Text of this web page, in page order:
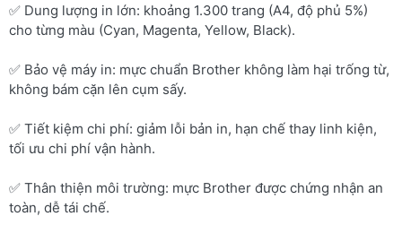
✅ Dung lượng in lớn: khoảng 1.300 trang (A4, độ phủ 5%)
cho từng màu (Cyan, Magenta, Yellow, Black).
✅ Bảo vệ máy in: mực chuẩn Brother không làm hại trống từ,
không bám cặn lên cụm sấy.
✅ Tiết kiệm chi phí: giảm lỗi bản in, hạn chế thay linh kiện,
tối ưu chi phí vận hành.
✅ Thân thiện môi trường: mực Brother được chứng nhận an
toàn, dễ tái chế.